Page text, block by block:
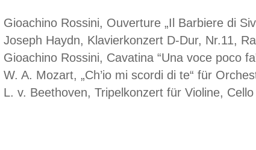
Gioachino Rossini, Ouverture „Il Barbiere di
Joseph Haydn, Klavierkonzert D-Dur, Nr.11,
Gioachino Rossini, Cavatina “Una voce poco
W. A. Mozart, „Ch’io mi scordi di te“ für
L. v. Beethoven, Tripelkonzert für Violine,